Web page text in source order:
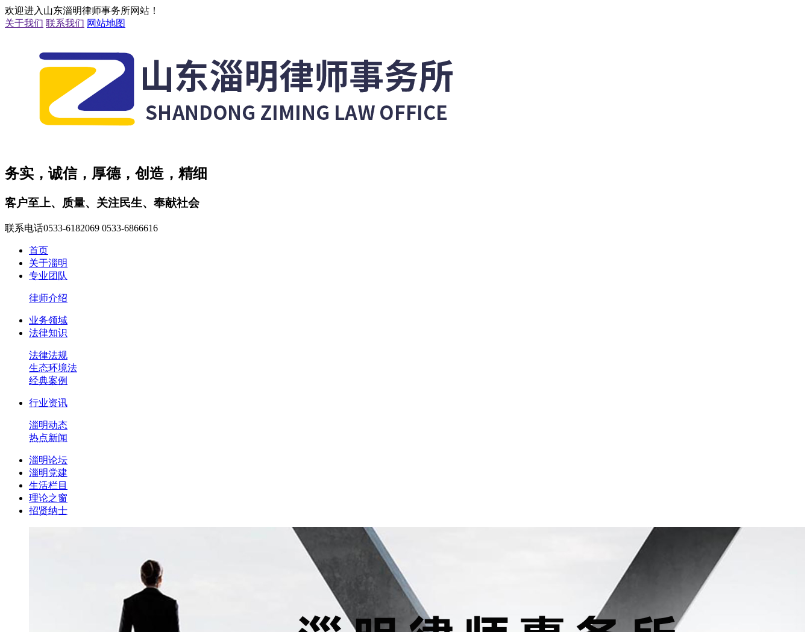
欢迎进入山东淄明律师事务所网站！
关于我们 联系我们 网站地图
务实，诚信，厚德，创造，精细
客户至上、质量、关注民生、奉献社会
联系电话0533-6182069 0533-6866616
首页
关于淄明
专业团队
律师介绍
业务领域
法律知识
法律法规
生态环境法
经典案例
行业资讯
淄明动态
热点新闻
淄明论坛
淄明党建
生活栏目
理论之窗
招贤纳士